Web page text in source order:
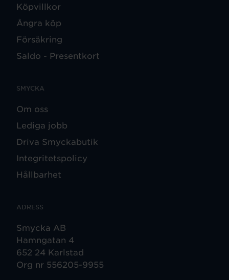
Köpvillkor
Ångra köp
Försäkring
Saldo - Presentkort
SMYCKA
Om oss
Lediga jobb
Driva Smyckabutik
Integritetspolicy
Hållbarhet
ADRESS
Smycka AB
Hamngatan 4
652 24 Karlstad
Org nr 556205-9955